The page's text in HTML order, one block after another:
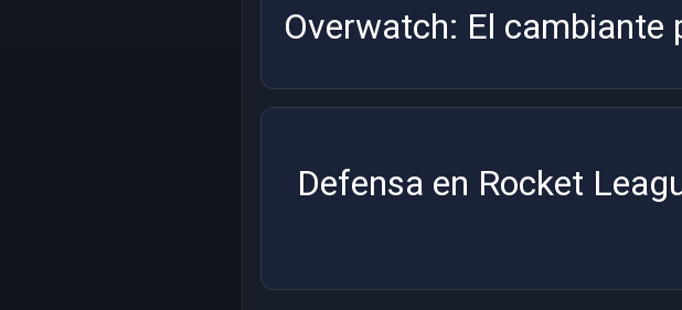
Overwatch: El cambiante
Defensa en Rocket